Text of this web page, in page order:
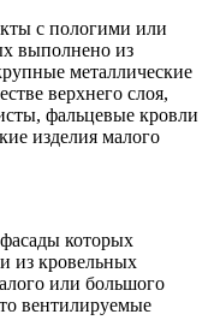
с пологими или
выполнено из
металлические
верхнего слоя,
фальцевые кровли
изделия малого
которых
из кровельных
или большого
вентилируемые